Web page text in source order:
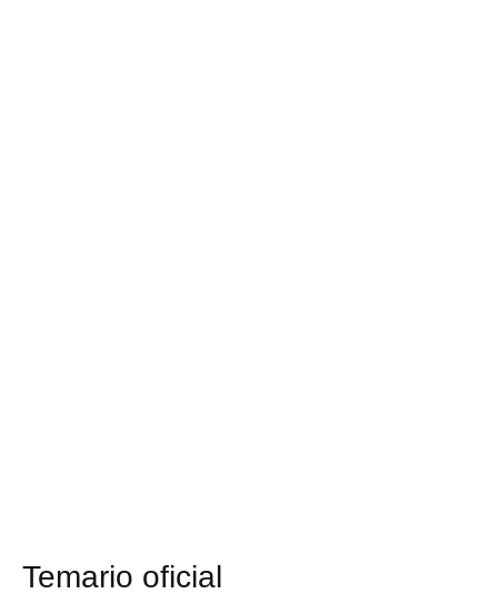
Temario oficial